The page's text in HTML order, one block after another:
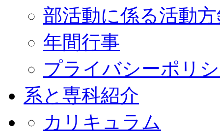
部活動に係る活動
年間行事
プライバシーポリ
系と専科紹介
カリキュラム